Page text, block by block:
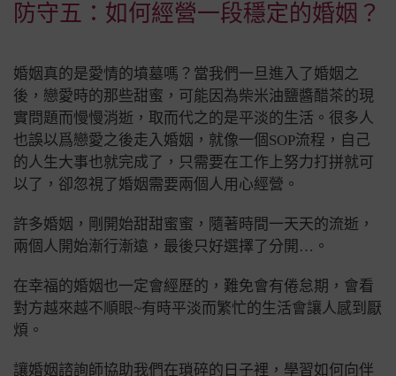
防守五：如何經營一段穩定的婚姻？
婚姻真的是愛情的墳墓嗎？當我們一旦進入了婚姻之
後，戀愛時的那些甜蜜，可能因為柴米油鹽醬醋茶的現
實問題而慢慢消逝，取而代之的是平淡的生活。 很多人
也誤以爲戀愛之後走入婚姻，就像一個SOP流程，自己
的人生大事也就完成了，只需要在工作上努力打拼就可
以了，卻忽視了婚姻需要兩個人用心經營。
許多婚姻，剛開始甜甜蜜蜜，隨著時間一天天的流逝，
兩個人開始漸行漸遠，最後只好選擇了分開…。
在幸福的婚姻也一定會經歷的，難免會有倦怠期，會看
對方越來越不順眼~有時平淡而繁忙的生活會讓人感到厭
煩。
讓婚姻諮詢師協助我們在瑣碎的日子裡，學習如何向伴